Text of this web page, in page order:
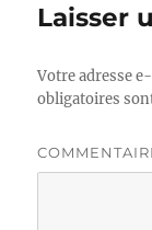
Laisser
Votre adresse
obligatoires